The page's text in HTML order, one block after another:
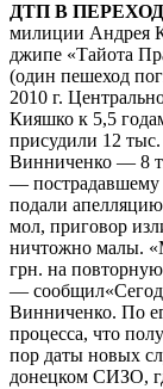
ДТП В
милиции Андрея
джипе «Тайота
(один пешеход
2010 г.
Кияшко к 5,5
присудили 12
Винниченко — 8
—
подали
мол, приговор
ничтожно малы.
грн. на
—
Винниченко. По
процесса, что
пор даты новых
донецком СИЗО,